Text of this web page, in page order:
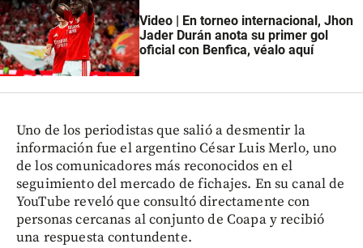
Video | En torneo internacional, Jhon
Jader Durán anota su primer gol
oficial con Benfica, véalo aquí
Uno de los periodistas que salió a desmentir la
información fue el argentino César Luis Merlo, uno
de los comunicadores más reconocidos en el
seguimiento del mercado de fichajes. En su canal de
YouTube reveló que consultó directamente con
personas cercanas al conjunto de Coapa y recibió
una respuesta contundente.